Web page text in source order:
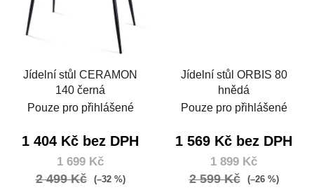
Jídelní stůl CERAMON
140 černá
Pouze pro přihlášené
1 404 Kč bez DPH
1 699 Kč
2 499 Kč (–32 %)
Jídelní stůl ORBIS 80
hnědá
Pouze pro přihlášené
1 569 Kč bez DPH
1 899 Kč
2 599 Kč (–26 %)